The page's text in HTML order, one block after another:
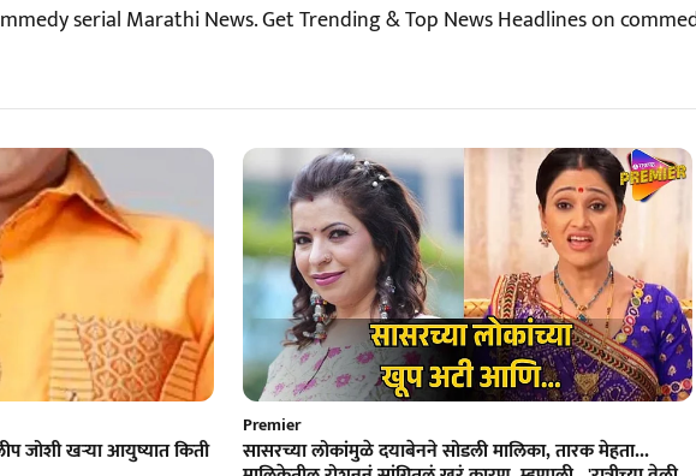
serial Marathi News. Get Trending & Top News Headlines on
जोशी खऱ्या आयुष्यात किती
Premier
सासरच्या लोकांमुळे दयाबेनने सोडली मालिका, तारक मेहता...